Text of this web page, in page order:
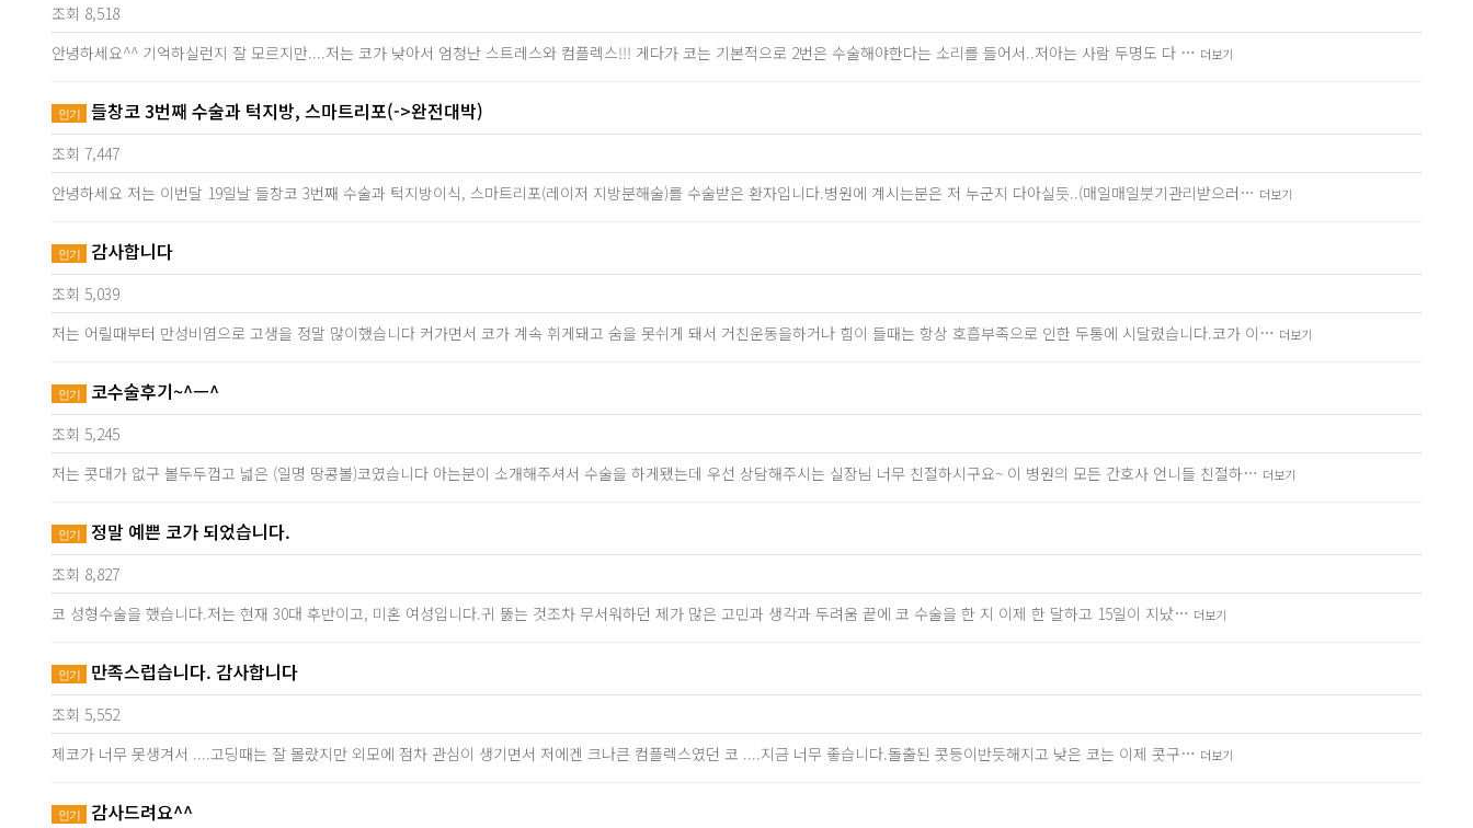
조회 8,518
안녕하세요^^ 기억하실런지 잘 모르지만....저는 코가 낮아서 엄청난 스트레스와 컴플렉스!!! 게다가 코는 기본적으로 2번은 수술해야한다는 소리를 들어서..저아는 사람 두명도 다 … 더보기
인기 들창코 3번째 수술과 턱지방, 스마트리포(->완전대박)
조회 7,447
안녕하세요 저는 이번달 19일날 들창코 3번째 수술과 턱지방이식, 스마트리포(레이저 지방분해술)를 수술받은 환자입니다.병원에 계시는분은 저 누군지 다아실듯..(매일매일붓기관리받으러… 더보기
인기 감사합니다
조회 5,039
저는 어릴때부터 만성비염으로 고생을 정말 많이했습니다 커가면서 코가 계속 휘게돼고 숨을 못쉬게 돼서 거친운동을하거나 힘이 들때는 항상 호흡부족으로 인한 두통에 시달렸습니다.코가 이… 더보기
인기 코수술후기~^ㅡ^
조회 5,245
저는 콧대가 없구 볼두두껍고 넓은 (일명 땅콩볼)코였습니다 아는분이 소개해주셔서 수술을 하게됐는데 우선 상담해주시는 실장님 너무 친절하시구요~ 이 병원의 모든 간호사 언니들 친절하… 더보기
인기 정말 예쁜 코가 되었습니다.
조회 8,827
코 성형수술을 했습니다.저는 현재 30대 후반이고, 미혼 여성입니다.귀 뚫는 것조차 무서워하던 제가 많은 고민과 생각과 두려움 끝에 코 수술을 한 지 이제 한 달하고 15일이 지났… 더보기
인기 만족스럽습니다. 감사합니다
조회 5,552
제코가 너무 못생겨서 ....고딩때는 잘 몰랐지만 외모에 점차 관심이 생기면서 저에겐 크나큰 컴플렉스였던 코 ....지금 너무 좋습니다.돌출된 콧등이반듯해지고 낮은 코는 이제 콧구… 더보기
인기 감사드려요^^